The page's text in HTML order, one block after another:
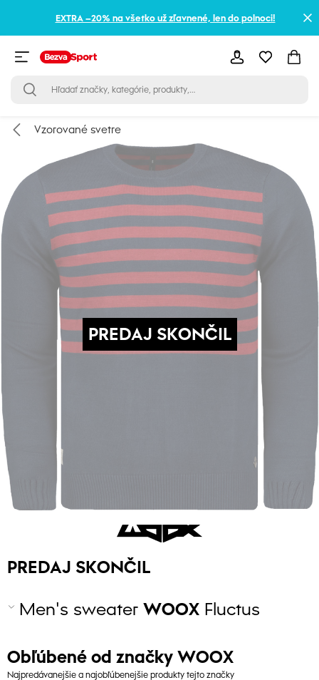
EXTRA –20% na všetko už zľavnené, len do polnoci!
Vzorované svetre
PREDAJ SKONČIL
PREDAJ SKONČIL
Men's sweater WOOX Fluctus
Obľúbené od značky WOOX
Najpredávanejšie a najobľúbenejšie produkty tejto značky